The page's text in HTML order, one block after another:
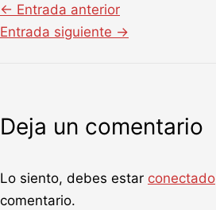
← Entrada anterior
Entrada siguiente →
Deja un comentario
Lo siento, debes estar conectado
comentario.